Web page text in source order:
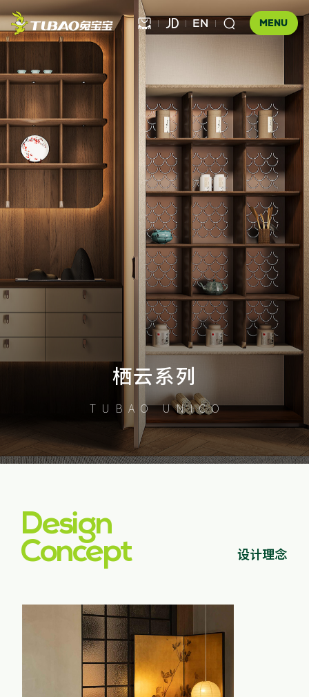
MENU
  EN 
健康饰材 
板材
科技木
胶粘材料
工装产品
健康家居 
UNICO
地板
木门
家配
公司介绍
企业文化
发展历程
品牌优势
门店查询
合作伙伴查询
防伪查询
违规投诉
资讯中心
知识百科
品牌视频
招商加盟
大客户合作
人事招聘
公司公告
股票信息
互动交流
栖云系列
TUBAO UNICO
Design
Concept
设计理念